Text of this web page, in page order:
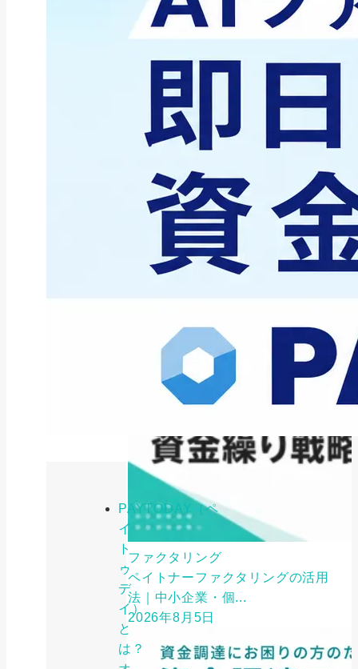
PAYTODAY（ペ
イ
ト
ゥ
デ
イ）
と
は？
ファクタリング
ファクタリングとは？仕組み・メ
リット・注意点と...
2026年8月6日
ファクタリング
ペイトナーファクタリングの活用
法｜中小企業・個...
2026年8月5日